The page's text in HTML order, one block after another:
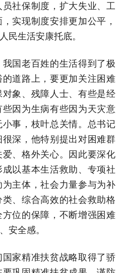
社保制度，扩大失业、工
实现制度安排更加公平，
民生活安康托底。
国老百姓的生活得到了极
道路上，要更加关注困难
象、残障人士、有些是经
因为生病有些因为天灾意
事，枝叶总关情。总书记
深，他特别提出对困难群
、格外关心。因此要深化
以基本生活救助、专项社
主体，社会力量参与为补
、综合高效的社会救助格
位的保障，不断增强困难
安全感。
家精准扶贫战略取得了骄